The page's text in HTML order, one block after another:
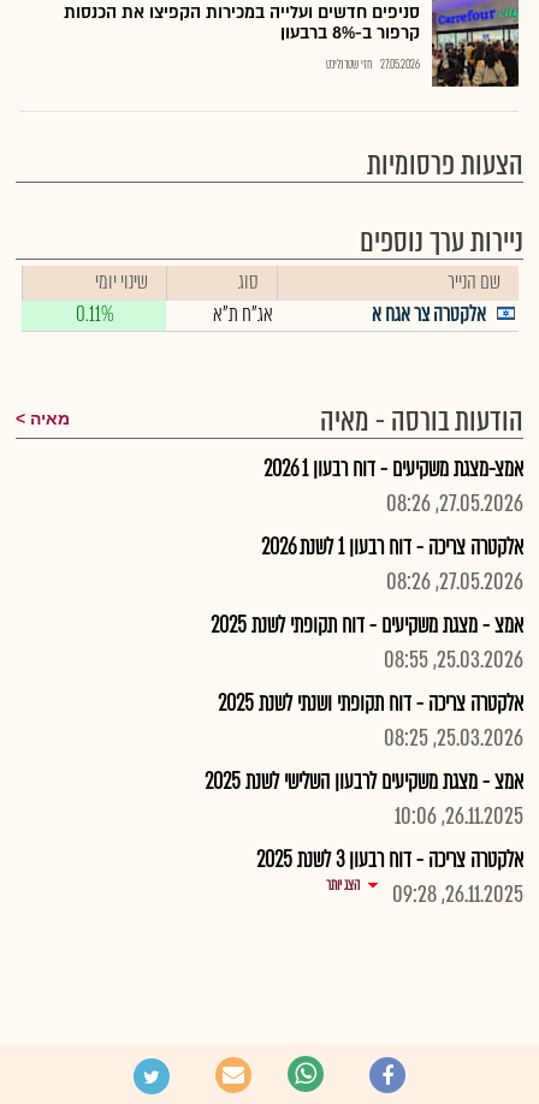
סניפים חדשים ועלייה במכירות הקפיצו את הכנסות
קרפור ב-8% ברבעון
27.05.2026 חזי שטרנליכט
הצעות פרסומיות
ניירות ערך נוספים
שם הנייר סוג
שינוי יומי
אלקטרה צר אגח א
אג"ח ת"א 0.11%
הודעות בורסה - מאיה מאיה
אמצ-מצגת משקיעים - דוח רבעון 1 2026
27.05.2026, 08:26
אלקטרה צריכה - דוח רבעון 1 לשנת 2026
27.05.2026, 08:26
אמצ - מצגת משקיעים - דוח תקופתי לשנת 2025
25.03.2026, 08:55
אלקטרה צריכה - דוח תקופתי ושנתי לשנת 2025
25.03.2026, 08:25
אמצ - מצגת משקיעים לרבעון השלישי לשנת 2025
26.11.2025, 10:06
אלקטרה צריכה - דוח רבעון 3 לשנת 2025
26.11.2025, 09:28
הצג יותר